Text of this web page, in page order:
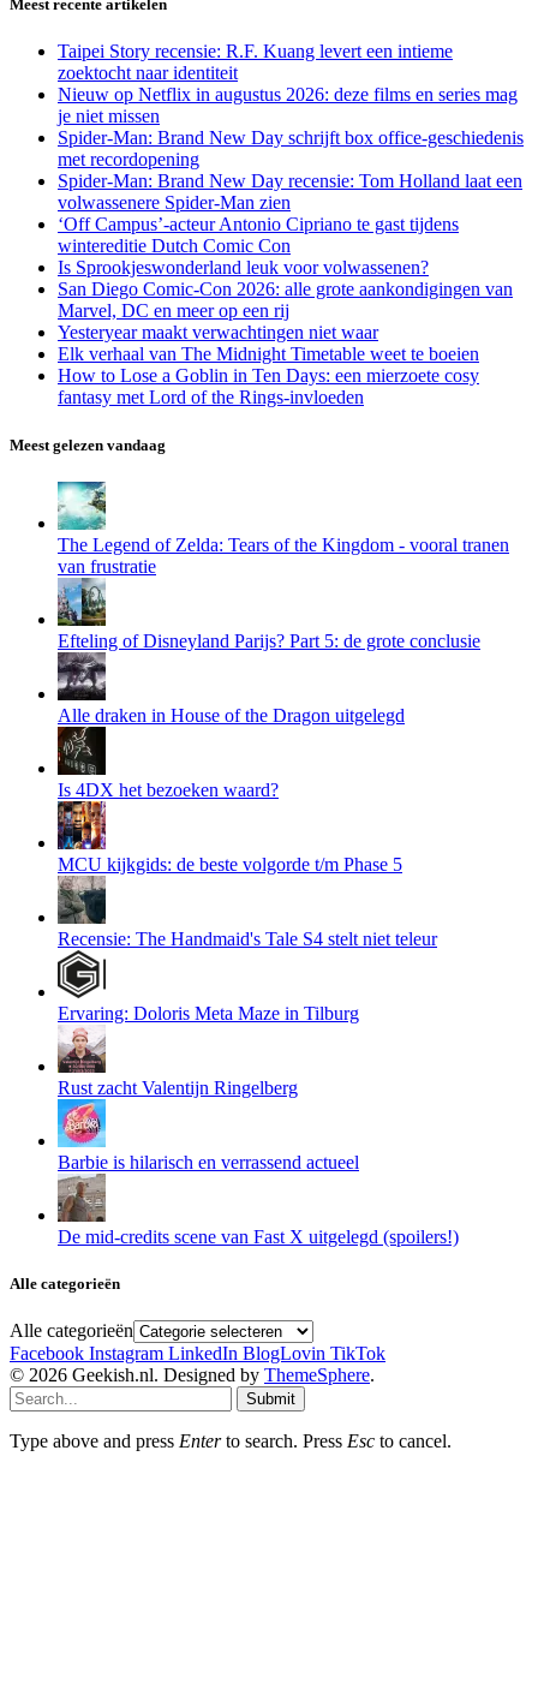
Meest recente artikelen
Taipei Story recensie: R.F. Kuang levert een intieme
zoektocht naar identiteit
Nieuw op Netflix in augustus 2026: deze films en series mag
je niet missen
Spider-Man: Brand New Day schrijft box office-geschiedenis
met recordopening
Spider-Man: Brand New Day recensie: Tom Holland laat een
volwassenere Spider-Man zien
‘Off Campus’-acteur Antonio Cipriano te gast tijdens
wintereditie Dutch Comic Con
Is Sprookjeswonderland leuk voor volwassenen?
San Diego Comic-Con 2026: alle grote aankondigingen van
Marvel, DC en meer op een rij
Yesteryear maakt verwachtingen niet waar
Elk verhaal van The Midnight Timetable weet te boeien
How to Lose a Goblin in Ten Days: een mierzoete cosy
fantasy met Lord of the Rings-invloeden
Meest gelezen vandaag
The Legend of Zelda: Tears of the Kingdom - vooral tranen
van frustratie
Efteling of Disneyland Parijs? Part 5: de grote conclusie
Alle draken in House of the Dragon uitgelegd
Is 4DX het bezoeken waard?
MCU kijkgids: de beste volgorde t/m Phase 5
Recensie: The Handmaid's Tale S4 stelt niet teleur
Ervaring: Doloris Meta Maze in Tilburg
Rust zacht Valentijn Ringelberg
Barbie is hilarisch en verrassend actueel
De mid-credits scene van Fast X uitgelegd (spoilers!)
Alle categorieën
Alle categorieën
Facebook Instagram LinkedIn BlogLovin TikTok
© 2026 Geekish.nl. Designed by ThemeSphere.
Submit
Type above and press Enterto search. Press Esc to cancel.